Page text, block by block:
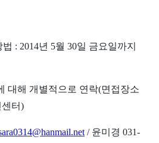
법 : 2014년 5월 30일 금요일까지
대해 개별적으로 연락(면접장소
터)
/ 윤미경 031-